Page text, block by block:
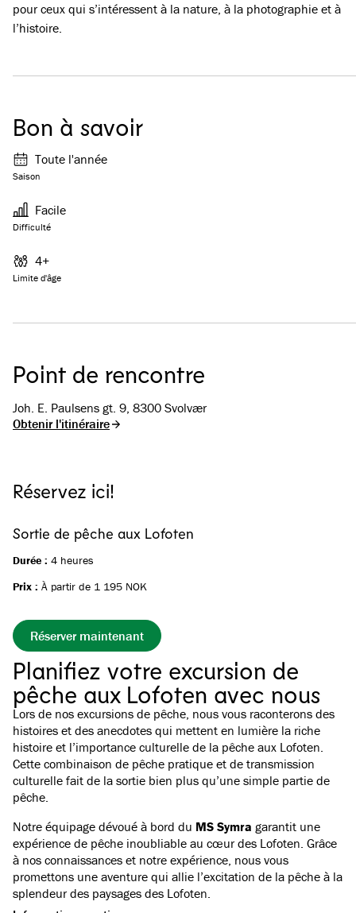
pour ceux qui s’intéressent à la nature, à la photographie et à
l’histoire.
Bon à savoir
Saison
Toute l'année
Difficulté
Facile
Limite d'âge
4+
Point de rencontre
Joh. E. Paulsens gt. 9, 8300 Svolvær
Obtenir l'itinéraire
Réservez ici!
Sortie de pêche aux Lofoten
Durée : 4 heures
Prix : À partir de 1 195 NOK
Réserver maintenant
Planifiez votre excursion de
pêche aux Lofoten avec nous
Lors de nos excursions de pêche, nous vous raconterons des
histoires et des anecdotes qui mettent en lumière la riche
histoire et l’importance culturelle de la pêche aux Lofoten.
Cette combinaison de pêche pratique et de transmission
culturelle fait de la sortie bien plus qu’une simple partie de
pêche.
Notre équipage dévoué à bord du MS Symra garantit une
expérience de pêche inoubliable au cœur des Lofoten. Grâce
à nos connaissances et notre expérience, nous vous
promettons une aventure qui allie l’excitation de la pêche à la
splendeur des paysages des Lofoten.